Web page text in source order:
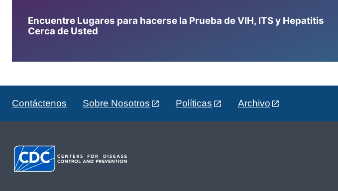
Encuentre Lugares para hacerse la Prueba de VIH, ITS y Hepatitis
Cerca de Usted
Contáctenos Sobre Nosotros Políticas Archivo